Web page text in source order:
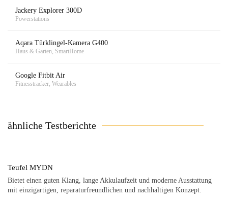
Jackery Explorer 300D
Powerstations
Aqara Türklingel-Kamera G400
Haus & Garten, SmartHome
Google Fitbit Air
Fitnesstracker, Wearables
ähnliche Testberichte
Teufel MYDN
Bietet einen guten Klang, lange Akkulaufzeit und moderne Ausstattung
mit einzigartigen, reparaturfreundlichen und nachhaltigen Konzept.